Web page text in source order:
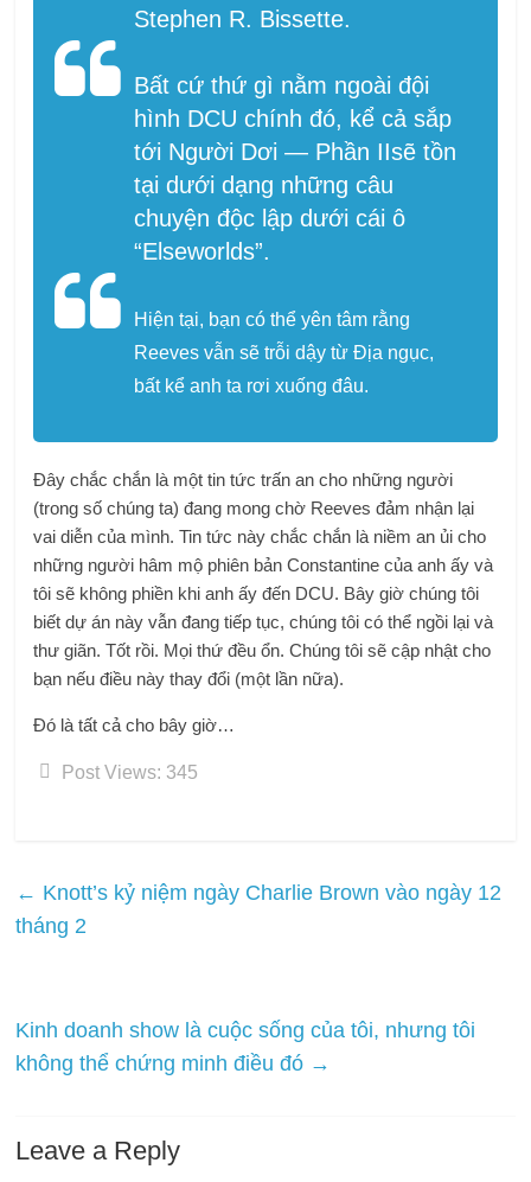
Stephen R. Bissette.
Bất cứ thứ gì nằm ngoài đội
hình DCU chính đó, kể cả sắp
tới Người Dơi — Phần IIsẽ tồn
tại dưới dạng những câu
chuyện độc lập dưới cái ô
“Elseworlds”.
Hiện tại, bạn có thể yên tâm rằng
Reeves vẫn sẽ trỗi dậy từ Địa ngục,
bất kể anh ta rơi xuống đâu.
Đây chắc chắn là một tin tức trấn an cho những người
(trong số chúng ta) đang mong chờ Reeves đảm nhận lại
vai diễn của mình. Tin tức này chắc chắn là niềm an ủi cho
những người hâm mộ phiên bản Constantine của anh ấy và
tôi sẽ không phiền khi anh ấy đến DCU. Bây giờ chúng tôi
biết dự án này vẫn đang tiếp tục, chúng tôi có thể ngồi lại và
thư giãn. Tốt rồi. Mọi thứ đều ổn. Chúng tôi sẽ cập nhật cho
bạn nếu điều này thay đổi (một lần nữa).
Đó là tất cả cho bây giờ…
Post Views: 345
← Knott’s kỷ niệm ngày Charlie Brown vào ngày 12
tháng 2
Kinh doanh show là cuộc sống của tôi, nhưng tôi
không thể chứng minh điều đó →
Leave a Reply